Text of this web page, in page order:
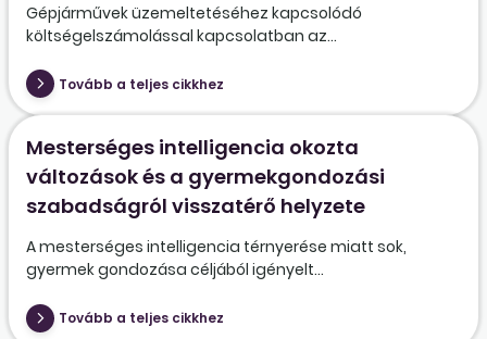
Gépjárművek üzemeltetéséhez kapcsolódó
költségelszámolással kapcsolatban az...
Tovább a teljes cikkhez
Mesterséges intelligencia okozta
változások és a gyermekgondozási
szabadságról visszatérő helyzete
A mesterséges intelligencia térnyerése miatt sok,
gyermek gondozása céljából igényelt...
Tovább a teljes cikkhez